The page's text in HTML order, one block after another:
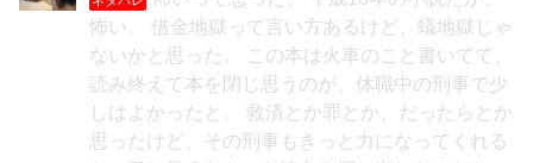
怖い。 借金地獄って言い方あるけど、蟻地獄じゃ
ないかと思った。 この本は火車のこと書いてて、
読み終えて本を閉じ思うのが、休職中の刑事で少
しはよかったと。 救済とか罪とか、だったらとか
思ったけど、その刑事もきっと力になってくれる